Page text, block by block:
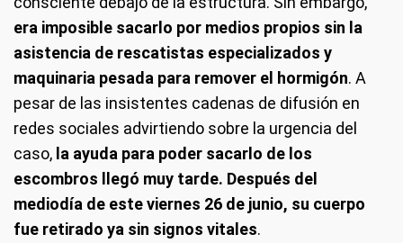
era imposible sacarlo por medios propios sin la
asistencia de rescatistas especializados y
maquinaria pesada para remover el hormigón. A
pesar de las insistentes cadenas de difusión en
redes sociales advirtiendo sobre la urgencia del
caso, la ayuda para poder sacarlo de los
escombros llegó muy tarde. Después del
mediodía de este viernes 26 de junio, su cuerpo
fue retirado ya sin signos vitales.